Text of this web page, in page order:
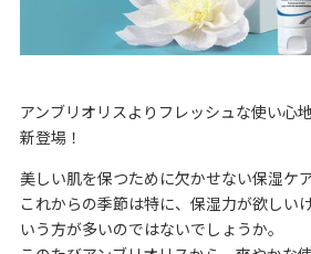
アンブリオリスよりフレッシュな使い心
新登場！
美しい肌を保つために欠かせない保湿ケア
これからの季節は特に、保湿力が欲しい
いう方が多いのではないでしょうか。